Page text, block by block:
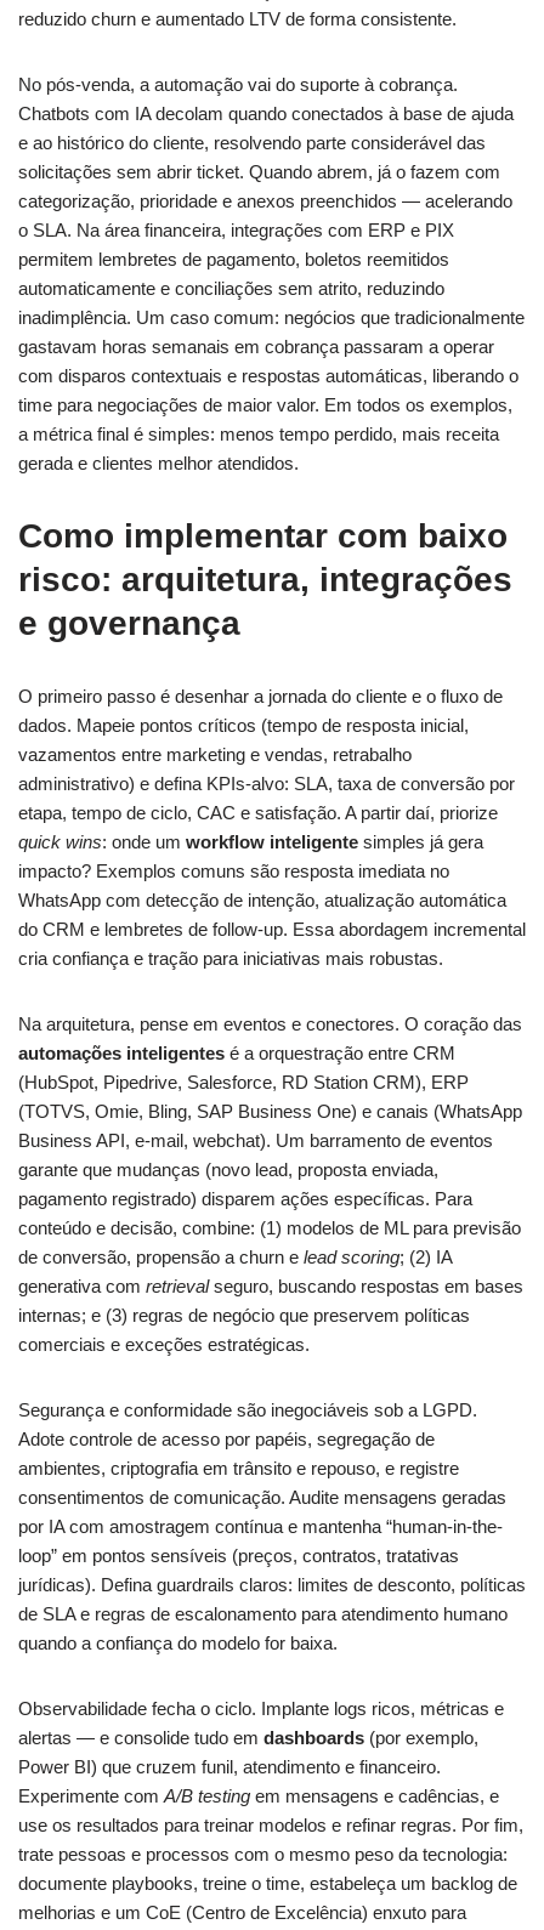
reduzido churn e aumentado LTV de forma consistente.
No pós-venda, a automação vai do suporte à cobrança.
Chatbots com IA decolam quando conectados à base de ajuda
e ao histórico do cliente, resolvendo parte considerável das
solicitações sem abrir ticket. Quando abrem, já o fazem com
categorização, prioridade e anexos preenchidos — acelerando
o SLA. Na área financeira, integrações com ERP e PIX
permitem lembretes de pagamento, boletos reemitidos
automaticamente e conciliações sem atrito, reduzindo
inadimplência. Um caso comum: negócios que tradicionalmente
gastavam horas semanais em cobrança passaram a operar
com disparos contextuais e respostas automáticas, liberando o
time para negociações de maior valor. Em todos os exemplos,
a métrica final é simples: menos tempo perdido, mais receita
gerada e clientes melhor atendidos.
Como implementar com baixo
risco: arquitetura, integrações
e governança
O primeiro passo é desenhar a jornada do cliente e o fluxo de
dados. Mapeie pontos críticos (tempo de resposta inicial,
vazamentos entre marketing e vendas, retrabalho
administrativo) e defina KPIs-alvo: SLA, taxa de conversão por
etapa, tempo de ciclo, CAC e satisfação. A partir daí, priorize
quick wins: onde um workflow inteligente simples já gera
impacto? Exemplos comuns são resposta imediata no
WhatsApp com detecção de intenção, atualização automática
do CRM e lembretes de follow-up. Essa abordagem incremental
cria confiança e tração para iniciativas mais robustas.
Na arquitetura, pense em eventos e conectores. O coração das
automações inteligentes é a orquestração entre CRM
(HubSpot, Pipedrive, Salesforce, RD Station CRM), ERP
(TOTVS, Omie, Bling, SAP Business One) e canais (WhatsApp
Business API, e-mail, webchat). Um barramento de eventos
garante que mudanças (novo lead, proposta enviada,
pagamento registrado) disparem ações específicas. Para
conteúdo e decisão, combine: (1) modelos de ML para previsão
de conversão, propensão a churn e lead scoring; (2) IA
generativa com retrievalseguro, buscando respostas em bases
internas; e (3) regras de negócio que preservem políticas
comerciais e exceções estratégicas.
Segurança e conformidade são inegociáveis sob a LGPD.
Adote controle de acesso por papéis, segregação de
ambientes, criptografia em trânsito e repouso, e registre
consentimentos de comunicação. Audite mensagens geradas
por IA com amostragem contínua e mantenha “human-in-the-
loop” em pontos sensíveis (preços, contratos, tratativas
jurídicas). Defina guardrails claros: limites de desconto, políticas
de SLA e regras de escalonamento para atendimento humano
quando a confiança do modelo for baixa.
Observabilidade fecha o ciclo. Implante logs ricos, métricas e
alertas — e consolide tudo em dashboards (por exemplo,
Power BI) que cruzem funil, atendimento e financeiro.
Experimente com A/B testing em mensagens e cadências, e
use os resultados para treinar modelos e refinar regras. Por fim,
trate pessoas e processos com o mesmo peso da tecnologia:
documente playbooks, treine o time, estabeleça um backlog de
melhorias e um CoE (Centro de Excelência) enxuto para